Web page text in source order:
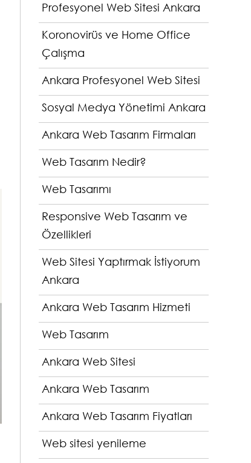
Profesyonel Web Sitesi Ankara
Koronovirüs ve Home Office
Çalışma
Ankara Profesyonel Web Sitesi
Sosyal Medya Yönetimi Ankara
Ankara Web Tasarım Firmaları
Web Tasarım Nedir?
Web Tasarımı
Responsive Web Tasarım ve
Özellikleri
Web Sitesi Yaptırmak İstiyorum
Ankara
Ankara Web Tasarım Hizmeti
Web Tasarım
Ankara Web Sitesi
Ankara Web Tasarım
Ankara Web Tasarım Fiyatları
Web sitesi yenileme